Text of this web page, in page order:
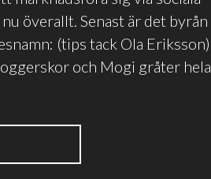
överallt. Senast är det byrån
(tips tack Ola Eriksson)
och Mogi gråter hela